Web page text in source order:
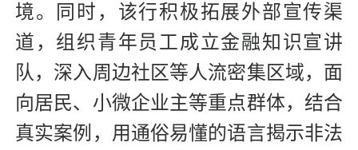
境。同时，该行积极拓展外部宣传渠
道，组织青年员工成立金融知识宣讲
队，深入周边社区等人流密集区域，面
向居民、小微企业主等重点群体，结合
真实案例，用通俗易懂的语言揭示非法